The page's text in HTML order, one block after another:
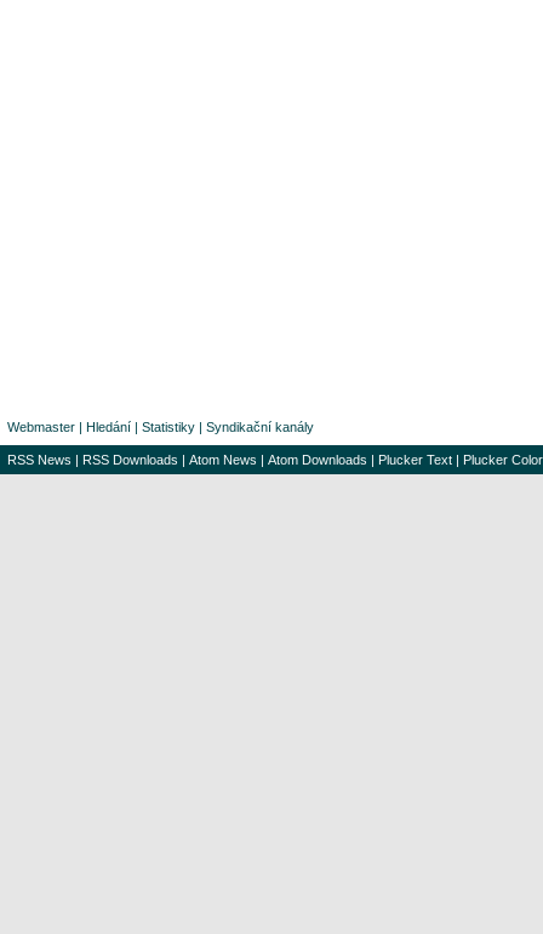
Webmaster | Hledání | Statistiky | Syndikační kanály
RSS News | RSS Downloads | Atom News | Atom Downloads | Plucker Text | Plucker Color